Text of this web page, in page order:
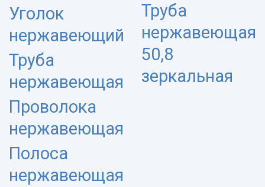
Уголок
нержавеющий
Труба
нержавеющая
Проволока
нержавеющая
Полоса
нержавеющая
Труба
нержавеющая
50,8
зеркальная